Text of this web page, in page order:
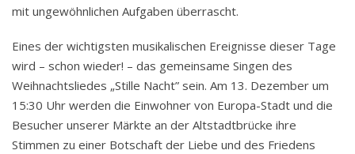
mit ungewöhnlichen Aufgaben überrascht.
Eines der wichtigsten musikalischen Ereignisse dieser Tage
wird – schon wieder! – das gemeinsame Singen des
Weihnachtsliedes „Stille Nacht” sein. Am 13. Dezember um
15:30 Uhr werden die Einwohner von Europa-Stadt und die
Besucher unserer Märkte an der Altstadtbrücke ihre
Stimmen zu einer Botschaft der Liebe und des Friedens